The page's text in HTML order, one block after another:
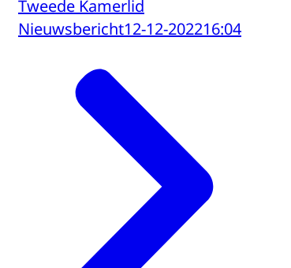
Tweede Kamerlid
Nieuwsbericht12-12-202216:04